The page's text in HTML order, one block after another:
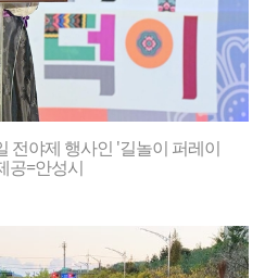
전야제 행사인 '길놀이 퍼레이
공=안성시